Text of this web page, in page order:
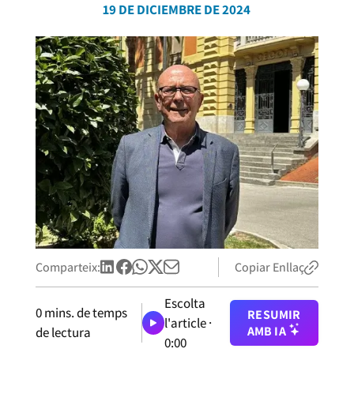
19 DE DICIEMBRE DE 2024
Comparteix: Copiar Enllaç
0mins. de temps
de lectura
Escolta
l'article ·
0:00
RESUMIR
AMB IA